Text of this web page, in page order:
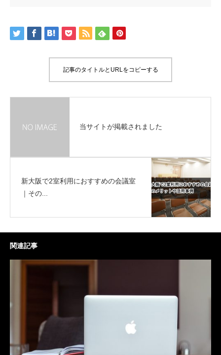
記事のタイトルとURLをコピーする
当サイトが掲載されました
新大阪で2室利用におすすめの会議室
｜その...
関連記事